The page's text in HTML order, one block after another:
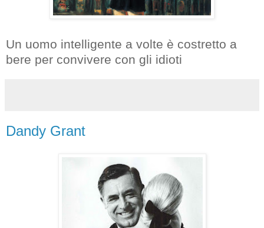
Un uomo intelligente a volte è costretto a
bere per convivere con gli idioti
Dandy Grant